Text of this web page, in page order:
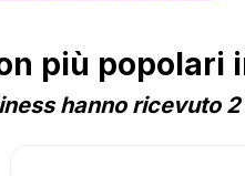
più popolari
hanno ricevuto